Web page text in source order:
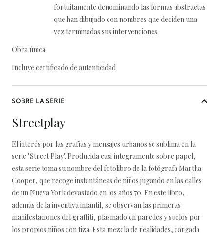
fortuitamente denominando las formas abstractas
que han dibujado con nombres que deciden una
vez terminadas sus intervenciones.
Obra única
Incluye certificado de autenticidad
SOBRE LA SERIE
Streetplay
El interés por las grafías y mensajes urbanos se sublima en la
serie "Street Play". Producida casi íntegramente sobre papel,
esta serie toma su nombre del fotolibro de la fotógrafa Martha
Cooper, que recoge instantáneas de niños jugando en las calles
de un Nueva York devastado en los años 70. En este libro,
además de la inventiva infantil, se observan las primeras
manifestaciones del graffiti, plasmado en paredes y suelos por
los propios niños con tiza. Esta mezcla de realidades, cargada